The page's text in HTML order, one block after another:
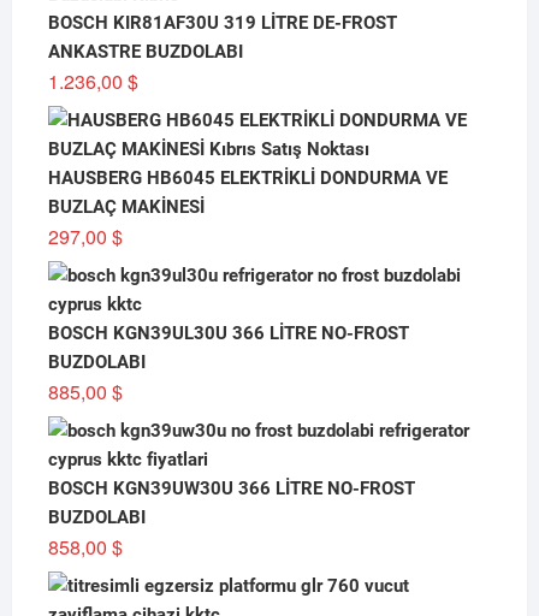
BOSCH KIR81AF30U 319 LİTRE DE-FROST
ANKASTRE BUZDOLABI
1.236,00 $
HAUSBERG HB6045 ELEKTRİKLİ DONDURMA VE
BUZLAÇ MAKİNESİ
297,00 $
BOSCH KGN39UL30U 366 LİTRE NO-FROST
BUZDOLABI
885,00 $
BOSCH KGN39UW30U 366 LİTRE NO-FROST
BUZDOLABI
858,00 $